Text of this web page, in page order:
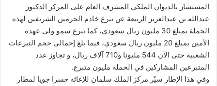
المستشار بالديوان الملكي المشرف العام على المركز الدكتور
عبدالله بن عبدالعزيز الربيعة عن تبرع خادم الحرمين الشريفين لهذه
الحملة بمبلغ 30 مليون ريال سعودي، كما تبرع سمو ولي عهده
الأمين بمبلغ 20 مليون ريال سعودي، فيما بلغ إجمالي حجم التبرعات
الشعبية حتى الآن 544 مليونا و710 آلاف ريال، و تجاوز عدد
المتبرعين المشاركين في الحملة مليون متبرع.
وفي هذا الإطار سيّر مركز الملك سلمان للإغاثة جسرا جويا لمطار